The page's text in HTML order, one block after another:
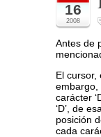
16
2008
Antes de
El cursor,
embargo,
carácter
‘D’, de
posición
cada